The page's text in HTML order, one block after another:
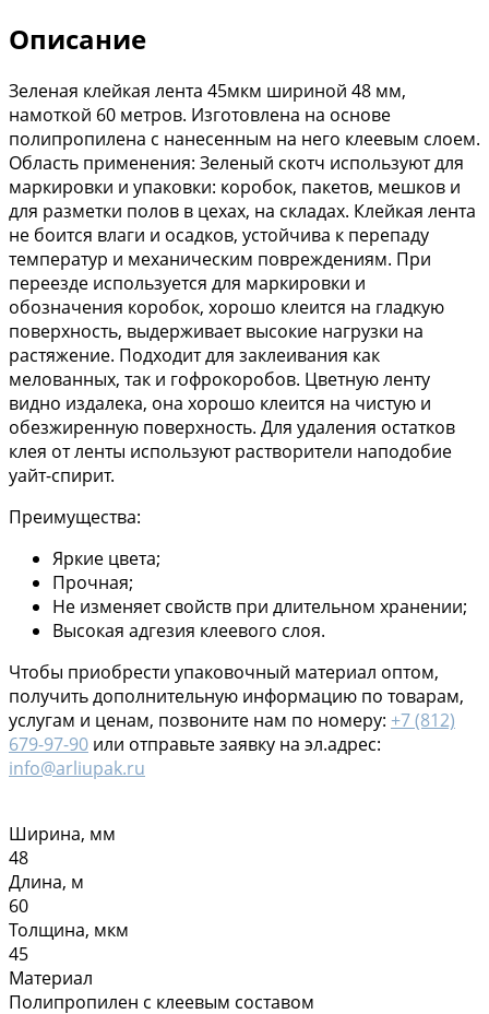
Описание
Зеленая клейкая лента 45мкм шириной 48 мм,
намоткой 60 метров. Изготовлена на основе
полипропилена с нанесенным на него клеевым слоем.
Область применения: Зеленый скотч используют для
маркировки и упаковки: коробок, пакетов, мешков и
для разметки полов в цехах, на складах. Клейкая лента
не боится влаги и осадков, устойчива к перепаду
температур и механическим повреждениям. При
переезде используется для маркировки и
обозначения коробок, хорошо клеится на гладкую
поверхность, выдерживает высокие нагрузки на
растяжение. Подходит для заклеивания как
мелованных, так и гофрокоробов. Цветную ленту
видно издалека, она хорошо клеится на чистую и
обезжиренную поверхность. Для удаления остатков
клея от ленты используют растворители наподобие
уайт-спирит.
Преимущества:
Яркие цвета;
Прочная;
Не изменяет свойств при длительном хранении;
Высокая адгезия клеевого слоя.
Чтобы приобрести упаковочный материал оптом,
получить дополнительную информацию по товарам,
услугам и ценам, позвоните нам по номеру: +7 (812)
679-97-90 или отправьте заявку на эл.адрес:
info@arliupak.ru
Ширина, мм
48
Длина, м
60
Толщина, мкм
45
Материал
Полипропилен с клеевым составом